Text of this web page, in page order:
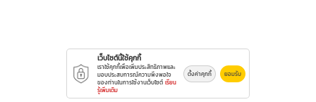
เว็บไซต์นี้ใช้คุกกี้
เราใช้คุกกี้เพื่อเพิ่มประสิทธิภาพและ
มอบประสบการณ์ความพึงพอใจ
ของท่านในการใช้งานเว็บไซต์ เรียน
รู้เพิ่มเติม
ตั้งค่าคุกกี้ ยอมรับ